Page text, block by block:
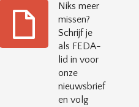
Niks meer
missen?
Schrijf je
als FEDA-
lid in voor
onze
nieuwsbrief
en volg